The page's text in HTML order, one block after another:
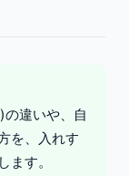
違いや、自
を、入れす
ます。